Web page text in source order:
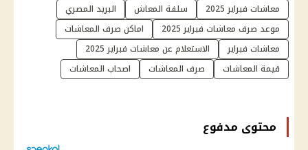
معاشات فبراير 2025 سلفة المعاش
البريد المصري
موعد صرف معاشات فبراير 2025
اماكن صرف المعاشات
معاشات فبراير
الاستعلام عن معاشات فبراير 2025
قيمة المعاشات
صرف المعاشات اصحاب المعاشات
محتوى مدفوع